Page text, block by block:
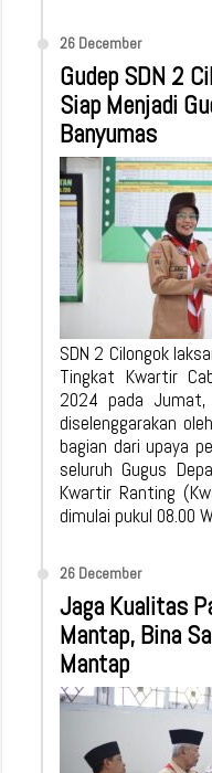
26 December
Gudep SDN 2
Siap Menjadi
Banyumas
SDN 2 Cilongok
Tingkat Kwartir
2024 pada
diselenggarakan
bagian dari upaya
seluruh Gugus
Kwartir Ranting
dimulai pukul 08.00
26 December
Jaga Kualitas
Mantap, Bina
Mantap